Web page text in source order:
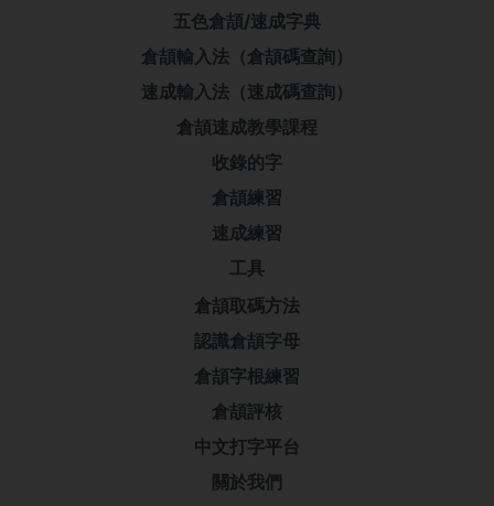
五色倉頡/速成字典
倉頡輸入法（倉頡碼查詢）
速成輸入法（速成碼查詢）
倉頡速成教學課程
收錄的字
倉頡練習
速成練習
工具
倉頡取碼方法
認識倉頡字母
倉頡字根練習
倉頡評核
中文打字平台
關於我們